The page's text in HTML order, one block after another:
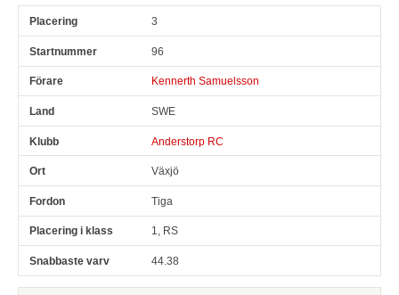
3
96
Kennerth Samuelsson
SWE
Anderstorp RC
Växjö
Tiga
1, RS
44.38